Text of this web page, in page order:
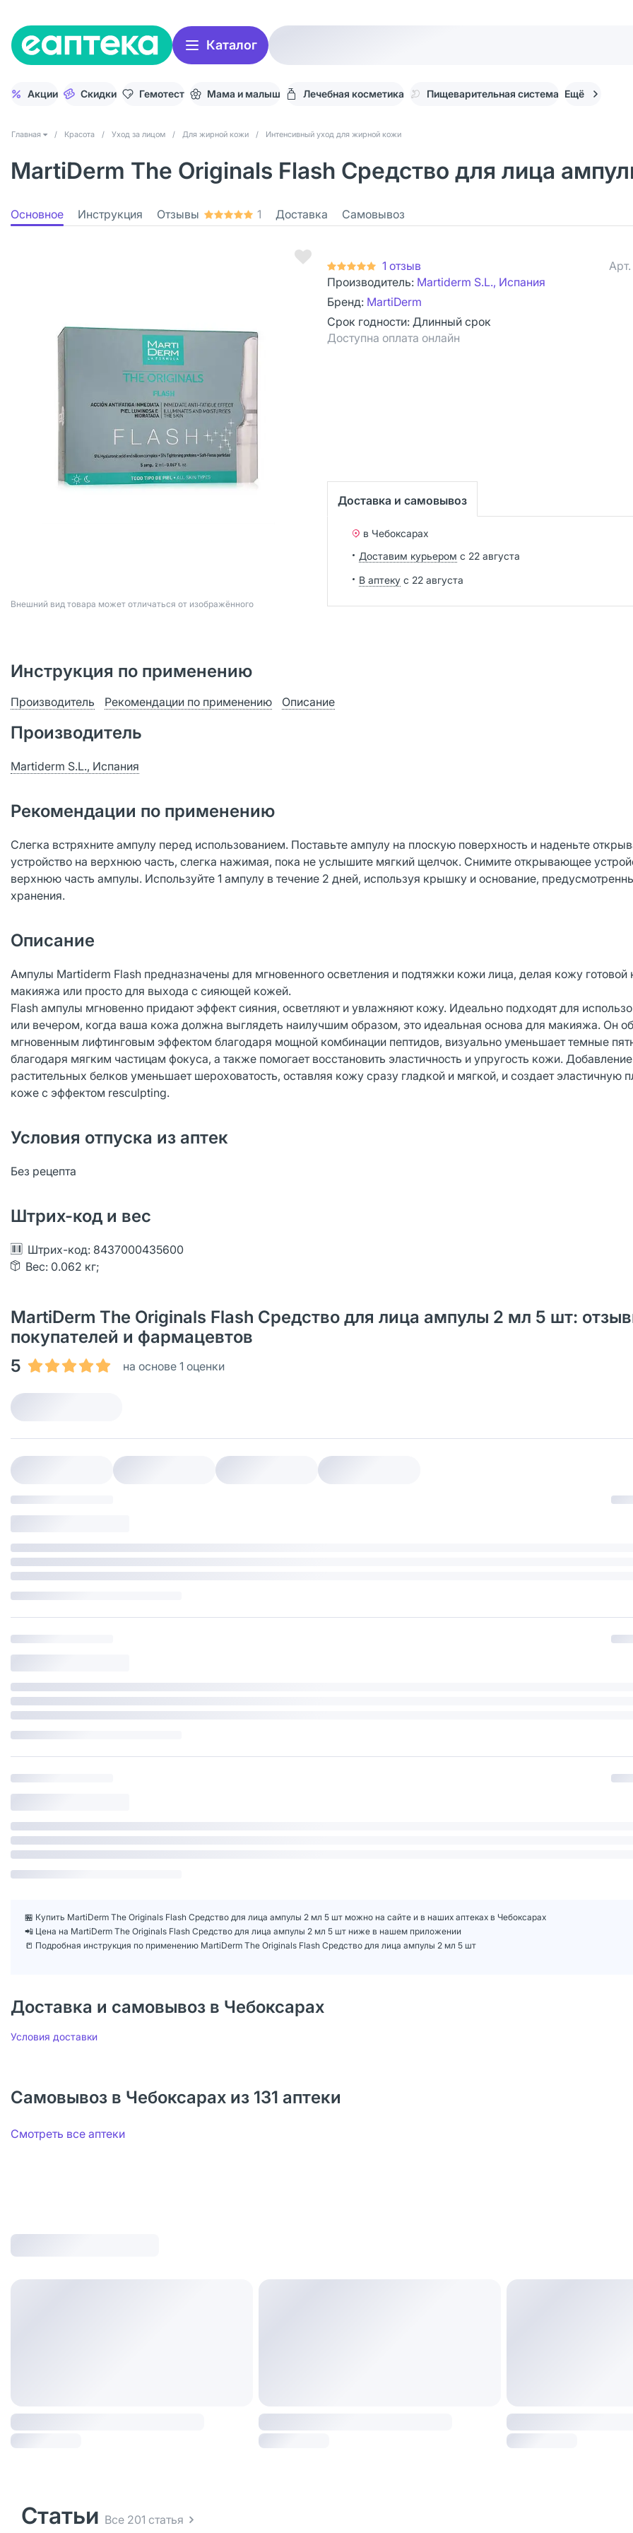
Каталог
Акции Скидки Гемотест Мама и малыш Лечебная косметика Пищеварительная система Ещё
Главная / Красота / Уход за лицом / Для жирной кожи / Интенсивный уход для жирной кожи
MartiDerm The Originals Flash Средство для лица
Основное Инструкция Отзывы 1 Доставка Самовывоз
Bнешний вид товара может отличаться от изображённого
1 отзыв
Арт.
Производитель: Martiderm S.L., Испания
Бренд: MartiDerm
Срок годности: Длинный срок
Доступна оплата онлайн
Доставка и самовывоз
в Чебоксарах
Доставим курьером с 22 августа
В аптеку с 22 августа
Инструкция по применению
Производитель Рекомендации по применению Описание
Производитель
Martiderm S.L., Испания
Рекомендации по применению
Слегка встряхните ампулу перед использованием. Поставьте ампулу на плоскую поверхность и наденьте
устройство на верхнюю часть, слегка нажимая, пока не услышите мягкий щелчок. Снимите открывающее
верхнюю часть ампулы. Используйте 1 ампулу в течение 2 дней, используя крышку и основание,
хранения.
Описание
Ампулы Martiderm Flash предназначены для мгновенного осветления и подтяжки кожи лица, делая кожу готовой
макияжа или просто для выхода с сияющей кожей.
Flash ампулы мгновенно придают эффект сияния, осветляют и увлажняют кожу. Идеально подходят для
или вечером, когда ваша кожа должна выглядеть наилучшим образом, это идеальная основа для макияжа. Он
мгновенным лифтинговым эффектом благодаря мощной комбинации пептидов, визуально уменьшает темные
благодаря мягким частицам фокуса, а также помогает восстановить эластичность и упругость кожи. Добавление
растительных белков уменьшает шероховатость, оставляя кожу сразу гладкой и мягкой, и создает эластичную
коже с эффектом resculpting.
Условия отпуска из аптек
Без рецепта
Штрих-код и вес
Штрих-код: 8437000435600
Вес: 0.062 кг;
MartiDerm The Originals Flash Средство для лица ампулы 2 мл 5 шт:
покупателей и фармацевтов
5
на основе 1 оценки
🏪 Купить MartiDerm The Originals Flash Средство для лица ампулы 2 мл 5 шт можно на сайте и в наших аптеках в Чебоксарах
📲 Цена на MartiDerm The Originals Flash Средство для лица ампулы 2 мл 5 шт ниже в нашем приложении
📒 Подробная инструкция по применению MartiDerm The Originals Flash Средство для лица ампулы 2 мл 5 шт
Доставка и самовывоз в Чебоксарах
Условия доставки
Самовывоз в Чебоксарах из 131 аптеки
Смотреть все аптеки
Статьи Все 201 статья